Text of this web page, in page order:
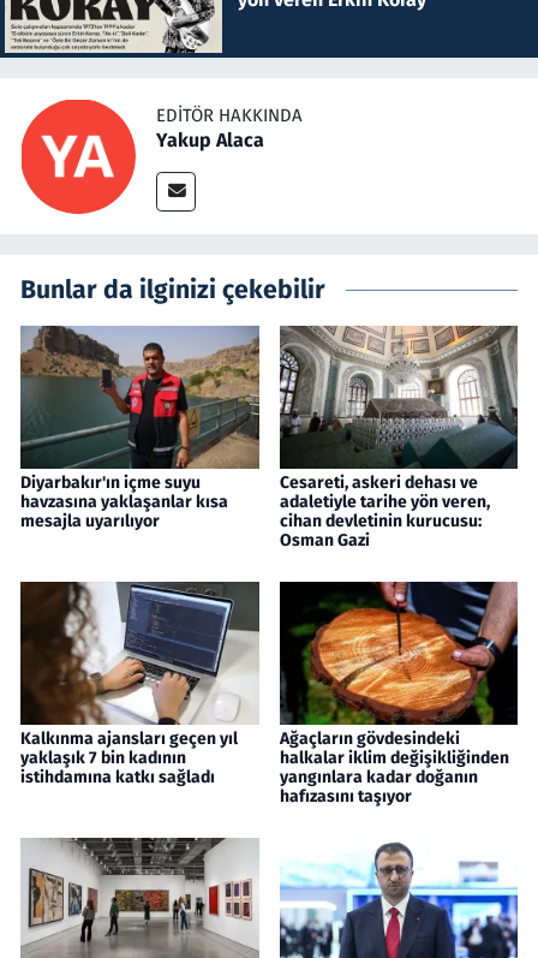
EDITÖR HAKKINDA
Yakup Alaca
Bunlar da ilginizi çekebilir
Diyarbakır'ın içme suyu
havzasına yaklaşanlar kısa
mesajla uyarılıyor
Cesareti, askeri dehası ve
adaletiyle tarihe yön veren,
cihan devletinin kurucusu:
Osman Gazi
Kalkınma ajansları geçen yıl
yaklaşık 7 bin kadının
istihdamına katkı sağladı
Ağaçların gövdesindeki
halkalar iklim değişikliğinden
yangınlara kadar doğanın
hafızasını taşıyor